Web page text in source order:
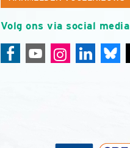
Volg ons via social media